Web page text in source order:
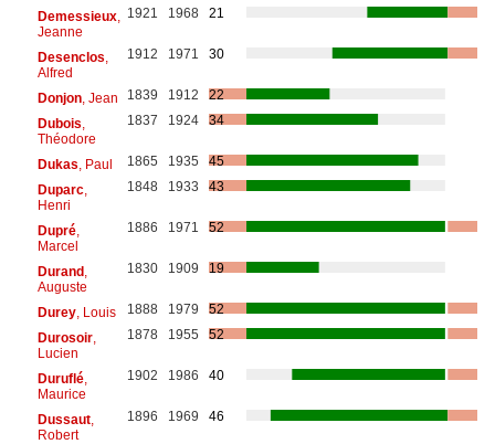
Demessieux,
Jeanne
1921 1968 21
Desenclos
Alfred
1912 1971 30
Donjon, Jean 1839 1912
22
Dubois
Théodore
1837 1924 34
Dukas , Paul 1865 1935
45
Duparc,
Henri
1848 1933 43
Dupré,
Marcel
1886 1971 52
Durand,
Auguste
1830 1909 19
Durey, Louis 1888 1979
52
Durosoir,
Lucien
1878 1955 52
Duruflé,
Maurice
1902 1986 40
Dussaut,
Robert
1896 1969 46